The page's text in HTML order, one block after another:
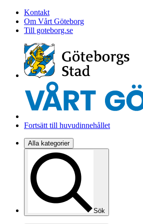
Kontakt
Om Vårt Göteborg
Till goteborg.se
Fortsätt till huvudinnehållet
Alla kategorier
Sök